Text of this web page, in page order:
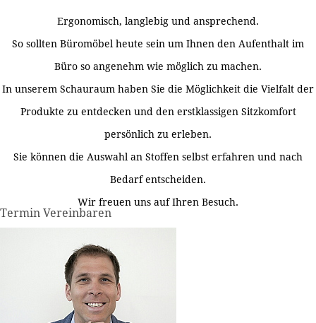
Ergonomisch, langlebig und ansprechend.
So sollten Büromöbel heute sein um Ihnen den Aufenthalt im
Büro so angenehm wie möglich zu machen.
In unserem Schauraum haben Sie die Möglichkeit die Vielfalt der
Produkte zu entdecken und den erstklassigen Sitzkomfort
persönlich zu erleben.
Sie können die Auswahl an Stoffen selbst erfahren und nach
Bedarf entscheiden.
Wir freuen uns auf Ihren Besuch.
Termin Vereinbaren